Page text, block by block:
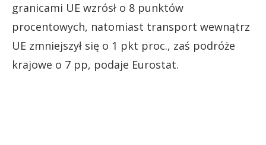
granicami UE wzrósł o 8 punktów
procentowych, natomiast transport wewnątrz
UE zmniejszył się o 1 pkt proc., zaś podróże
krajowe o 7 pp, podaje Eurostat.